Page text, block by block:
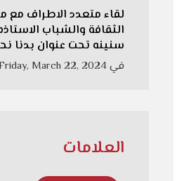
لقاء متعدد الاطراف مع
الثقافة والشباب
سنينه تحت عنوان بدنا
فيMarch 22, 2024
العلامات